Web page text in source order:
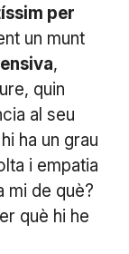
per
un munt
,
quin
al seu
ha un grau
i empatia
mi de què?
què hi he